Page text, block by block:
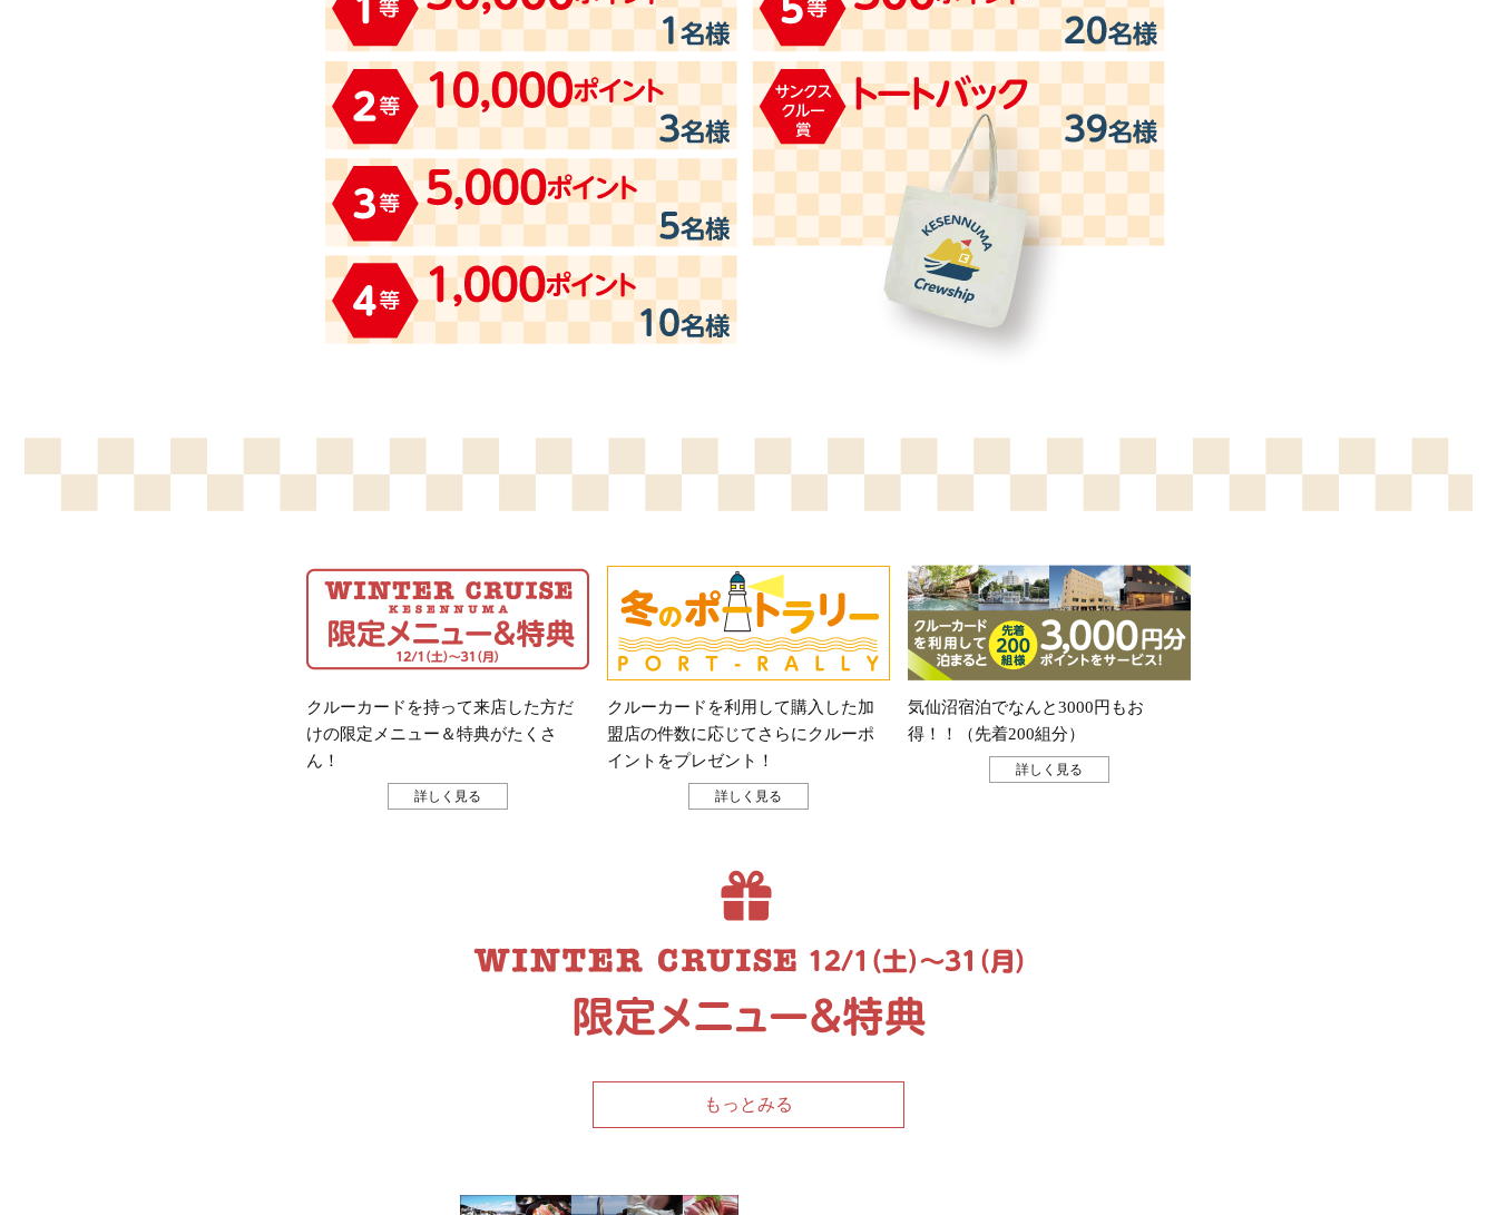
クルーカードを持って来店した方だ
けの限定メニュー＆特典がたくさ
ん！
詳しく見る
クルーカードを利用して購入した加
盟店の件数に応じてさらにクルーポ
イントをプレゼント！
詳しく見る
気仙沼宿泊でなんと3000円もお
得！！（先着200組分）
詳しく見る
もっとみる